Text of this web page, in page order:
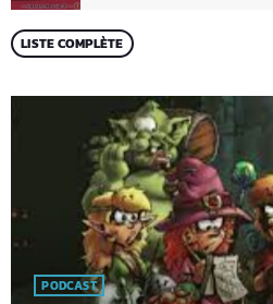
LISTE COMPLÈTE
PODCAST